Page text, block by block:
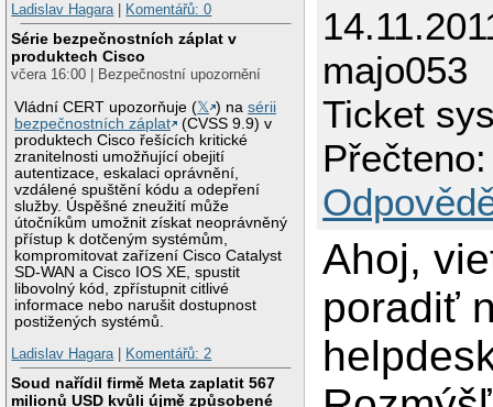
Ladislav Hagara| Komentářů: 0
Série bezpečnostních záplat v
produktech Cisco
včera 16:00 | Bezpečnostní upozornění
Vládní CERT upozorňuje (𝕏 ) nasérii
bezpečnostních záplat
(CVSS 9.9) v
produktech Cisco řešících kritické
zranitelnosti umožňující obejití
autentizace, eskalaci oprávnění,
vzdálené spuštění kódu a odepření
služby. Úspěšné zneužití může
útočníkům umožnit získat neoprávněný
přístup k dotčeným systémům,
kompromitovat zařízení Cisco Catalyst
SD-WAN a Cisco IOS XE, spustit
libovolný kód, zpřístupnit citlivé
informace nebo narušit dostupnost
postižených systémů.
Ladislav Hagara| Komentářů: 2
Soud nařídil firmě Meta zaplatit 567
milionů USD kvůli újmě způsobené
majo053
Ticket
Ahoj,
poradiť